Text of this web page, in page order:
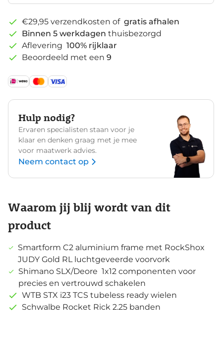
€29,95 verzendkosten of gratis afhalen
Binnen 5 werkdagen thuisbezorgd
Aflevering 100% rijklaar
Beoordeeld met een 9
Hulp nodig?
Ervaren specialisten staan voor je
klaar en denken graag met je mee
voor maatwerk advies.
Neem contact op
Waarom jij blij wordt van dit
product
Smartform C2 aluminium frame met RockShox
JUDY Gold RL luchtgeveerde voorvork
Shimano SLX/Deore 1x12 componenten voor
precies en vertrouwd schakelen
WTB STX i23 TCS tubeless ready wielen
Schwalbe Rocket Rick 2.25 banden